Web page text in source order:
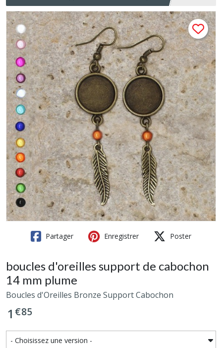
Partager Enregistrer Poster
boucles d'oreilles support de cabochon
14 mm plume
Boucles d'Oreilles Bronze Support Cabochon
1 €85